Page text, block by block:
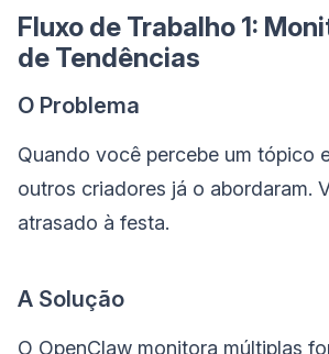
Fluxo de Trabalho 1:
de Tendências
O Problema
Quando você percebe um tópico
outros criadores já o abordaram.
atrasado à festa.
A Solução
O OpenClaw monitora múltiplas